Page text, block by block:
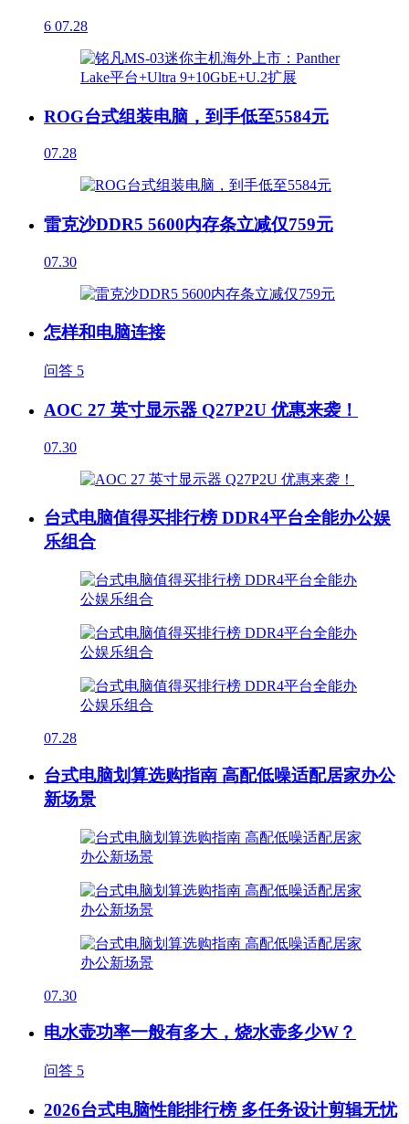
6 07.28
ROG台式组装电脑，到手低至5584元
07.28
雷克沙DDR5 5600内存条立减仅759元
07.30
怎样和电脑连接
问答 5
AOC 27 英寸显示器 Q27P2U 优惠来袭！
07.30
台式电脑值得买排行榜 DDR4平台全能办公娱
乐组合
07.28
台式电脑划算选购指南 高配低噪适配居家办公
新场景
07.30
电水壶功率一般有多大，烧水壶多少W？
问答 5
2026台式电脑性能排行榜 多任务设计剪辑无忧